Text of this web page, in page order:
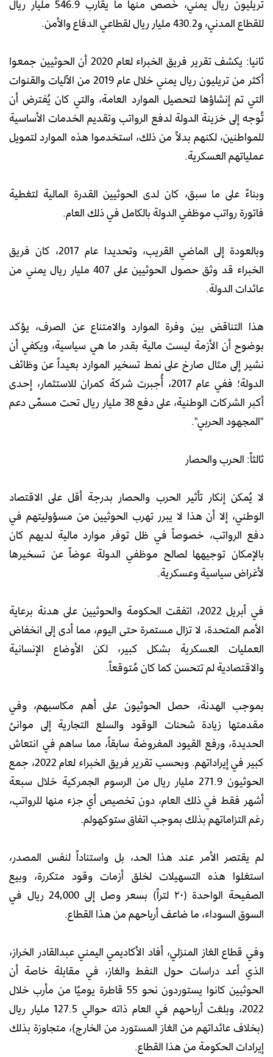
تريليون ريال يمني، خُصص منها ما يقارب 546.9 مليار ريال
للقطاع المدني، و430.2 مليار ريال لقطاعي الدفاع والأمن.
ثانيا: يكشف تقرير فريق الخبراء لعام 2020 أن الحوثيين جمعوا
أكثر من تريليون ريال يمني خلال عام 2019 من الآليات والقنوات
التي تم إنشاؤها لتحصيل الموارد العامة، والتي كان يُفترض أن
تُوجه إلى خزينة الدولة لدفع الرواتب وتقديم الخدمات الأساسية
للمواطنين، لكنهم بدلاً من ذلك، استخدموا هذه الموارد لتمويل
عملياتهم العسكرية.
وبناءً على ما سبق، كان لدى الحوثيين القدرة المالية لتغطية
فاتورة رواتب موظفي الدولة بالكامل في ذلك العام.
وبالعودة إلى الماضي القريب، وتحديدا عام 2017، كان فريق
الخبراء قد وثق حصول الحوثيين على 407 مليار ريال يمني من
عائدات الدولة.
هذا التناقض بين وفرة الموارد والامتناع عن الصرف، يؤكد
بوضوح أن الأزمة ليست مالية بقدر ما هي سياسية، ويكفي أن
نشير إلى مثال صارخ على نمط تسخير الموارد بعيداً عن وظائف
الدولة؛ ففي عام 2017، أُجبرت شركة كمران للاستثمار، إحدى
أكبر الشركات الوطنية، على دفع 38 مليار ريال تحت مسمّى دعم
"المجهود الحربي".
ثالثاً: الحرب والحصار
لا يُمكن إنكار تأثير الحرب والحصار بدرجة أقل على الاقتصاد
الوطني، إلا أن هذا لا يبرر تهرب الحوثيين من مسؤوليتهم في
دفع الرواتب، خصوصاً في ظل توفر موارد مالية لديهم كان
بالإمكان توجيهها لصالح موظفي الدولة عوضاً عن تسخيرها
لأغراض سياسية وعسكرية.
في أبريل 2022، اتفقت الحكومة والحوثيين على هدنة برعاية
الأمم المتحدة، لا تزال مستمرة حتى اليوم، مما أدى إلى انخفاض
العمليات العسكرية بشكل كبير، لكن الأوضاع الإنسانية
والاقتصادية لم تتحسن كما كان مُتوقعاً.
بموجب الهدنة، حصل الحوثيون على أهم مكاسبهم، وفي
مقدمتها زيادة شحنات الوقود والسلع التجارية إلى موانئ
الحديدة، ورفع القيود المفروضة سابقاً، مما ساهم في انتعاش
كبير في إيراداتهم. وبحسب تقرير فريق الخبراء لعام 2022، جمع
الحوثيون 271.9 مليار ريال من الرسوم الجمركية خلال سبعة
أشهر فقط في ذلك العام، دون تخصيص أي جزء منها للرواتب،
رغم التزاماتهم بذلك بموجب اتفاق ستوكهولم.
لم يقتصر الأمر عند هذا الحد، بل واستناداً لنفس المصدر،
استغلوا هذه التسهيلات لخلق أزمات وقود متكررة، وبيع
الصفيحة الواحدة (٢٠ لتراً) بسعر وصل إلى 24,000 ريال في
السوق السوداء، ما ضاعف أرباحهم من هذا القطاع.
وفي قطاع الغاز المنزلي، أفاد الأكاديمي اليمني عبدالقادر الخراز،
الذي أعد دراسات حول النفط والغاز، في مقابلة خاصة أن
الحوثيين كانوا يستوردون نحو 55 قاطرة يوميًا من مأرب خلال
2022، وبلغت أرباحهم في العام ذاته حوالي 127.5 مليار ريال
(بخلاف عائداتهم من الغاز المستورد من الخارج)، متجاوزة بذلك
إيرادات الحكومة من هذا القطاع.